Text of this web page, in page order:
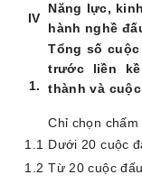
IV
Năng lực,
hành nghề
1.
Tổng số
trước liền
thành và
Chỉ chọn
1.1 Dưới 20 cuộc
1.2 Từ 20 cuộc